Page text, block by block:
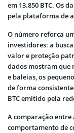
em 13.850 BTC. Os
pela plataforma de
O número reforça
investidores: a
valor e proteção
dados mostram que
e baleias, os
de forma
BTC emitido pela
A comparação entre
comportamento de